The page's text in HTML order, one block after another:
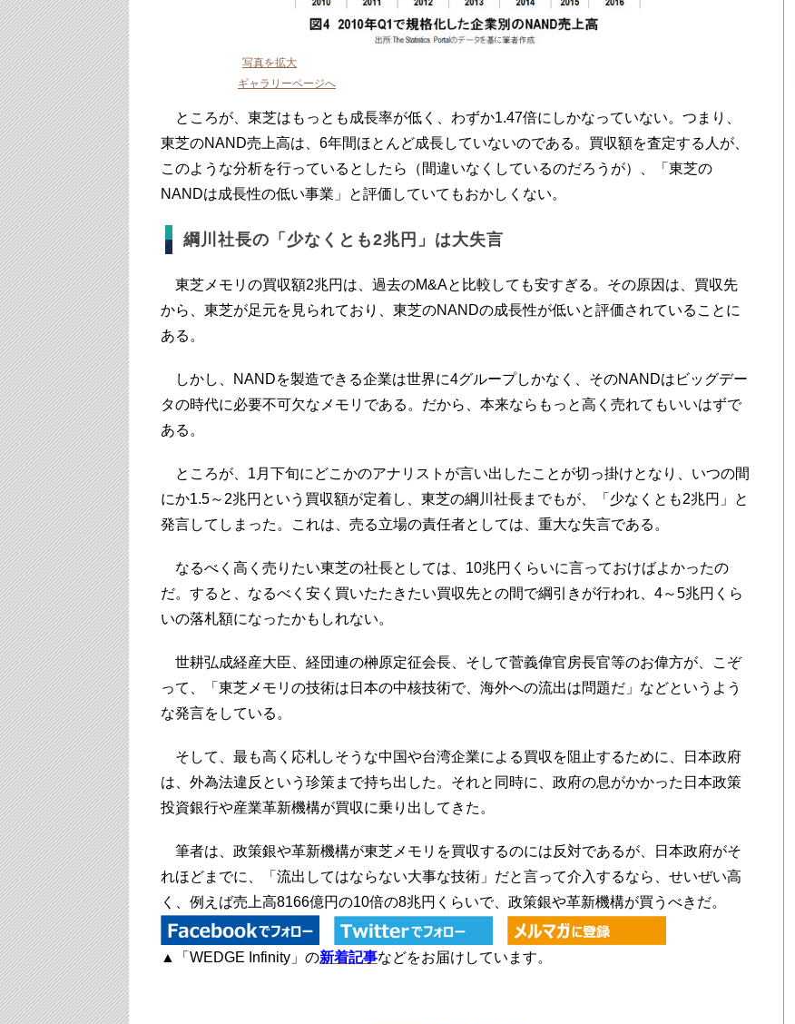
写真を拡大
ギャラリーページへ
ところが、東芝はもっとも成長率が低く、わずか1.47倍にしかなっていない。つまり、
東芝のNAND売上高は、6年間ほとんど成長していないのである。買収額を査定する人が、
このような分析を行っているとしたら（間違いなくしているのだろうが）、「東芝の
NANDは成長性の低い事業」と評価していてもおかしくない。
綱川社長の「少なくとも2兆円」は大失言
東芝メモリの買収額2兆円は、過去のM&Aと比較しても安すぎる。その原因は、買収先
から、東芝が足元を見られており、東芝のNANDの成長性が低いと評価されていることに
ある。
しかし、NANDを製造できる企業は世界に4グループしかなく、そのNANDはビッグデー
タの時代に必要不可欠なメモリである。だから、本来ならもっと高く売れてもいいはずで
ある。
ところが、1月下旬にどこかのアナリストが言い出したことが切っ掛けとなり、いつの間
にか1.5～2兆円という買収額が定着し、東芝の綱川社長までもが、「少なくとも2兆円」と
発言してしまった。これは、売る立場の責任者としては、重大な失言である。
なるべく高く売りたい東芝の社長としては、10兆円くらいに言っておけばよかったの
だ。すると、なるべく安く買いたたきたい買収先との間で綱引きが行われ、4～5兆円くら
いの落札額になったかもしれない。
世耕弘成経産大臣、経団連の榊原定征会長、そして菅義偉官房長官等のお偉方が、こぞ
って、「東芝メモリの技術は日本の中核技術で、海外への流出は問題だ」などというよう
な発言をしている。
そして、最も高く応札しそうな中国や台湾企業による買収を阻止するために、日本政府
は、外為法違反という珍策まで持ち出した。それと同時に、政府の息がかかった日本政策
投資銀行や産業革新機構が買収に乗り出してきた。
筆者は、政策銀や革新機構が東芝メモリを買収するのには反対であるが、日本政府がそ
れほどまでに、「流出してはならない大事な技術」だと言って介入するなら、せいぜい高
く、例えば売上高8166億円の10倍の8兆円くらいで、政策銀や革新機構が買うべきだ。
▲「WEDGE Infinity」の新着記事などをお届けしています。